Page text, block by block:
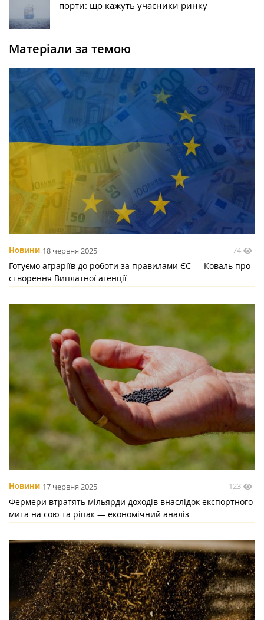
порти: що кажуть учасники ринку
Матеріали за темою
Новини 18 червня 2025 74
Готуємо аграріїв до роботи за правилами ЄС — Коваль про
створення Виплатної агенції
Новини 17 червня 2025 123
Фермери втратять мільярди доходів внаслідок експортного
мита на сою та ріпак — економічний аналіз